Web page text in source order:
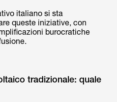
italiano si sta
queste iniziative, con
burocratiche
tradizionale: quale